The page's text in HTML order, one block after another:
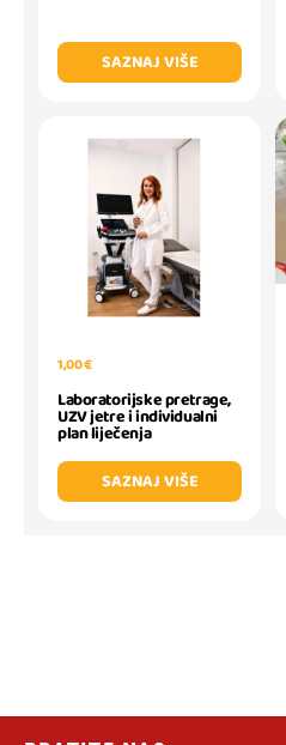
SAZNAJ VIŠE
1,00 €
Laboratorijske pretrage,
UZV jetre i individualni
plan liječenja
SAZNAJ VIŠE